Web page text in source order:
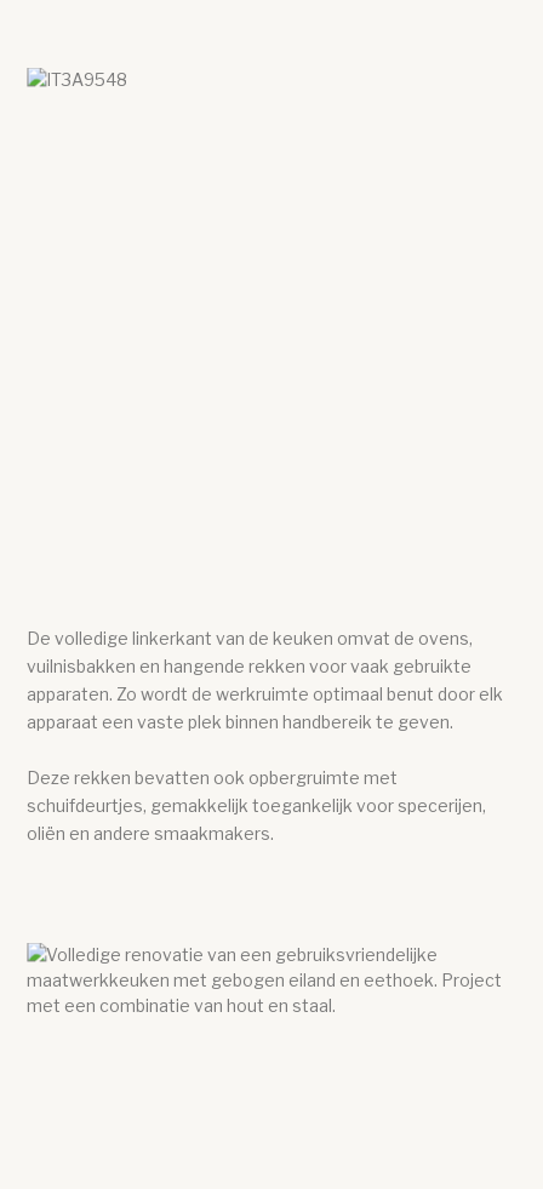
De volledige linkerkant van de keuken omvat de ovens,
vuilnisbakken en hangende rekken voor vaak gebruikte
apparaten. Zo wordt de werkruimte optimaal benut door elk
apparaat een vaste plek binnen handbereik te geven.
Deze rekken bevatten ook opbergruimte met
schuifdeurtjes, gemakkelijk toegankelijk voor specerijen,
oliën en andere smaakmakers.